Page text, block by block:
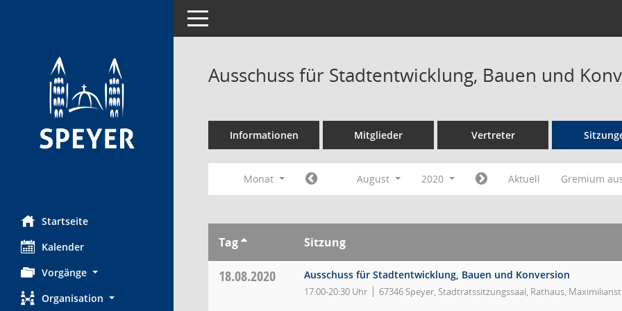
Startseite
Kalender
Vorgänge
Organisation
Toggle navigation
Ausschuss für Stadtentwicklung, Bauen und
Informationen Mitglieder Vertreter
Monat August 2020 Aktuell Gremium
Tag Sitzung
18.08.2020 Ausschuss für Stadtentwicklung, Bauen und Konversion
17:00-20:30 Uhr 67346 Speyer, Stadtratssitzungssaal, Rathaus,